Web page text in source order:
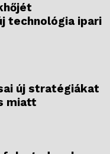
technológia ipari
új stratégiákat
miatt